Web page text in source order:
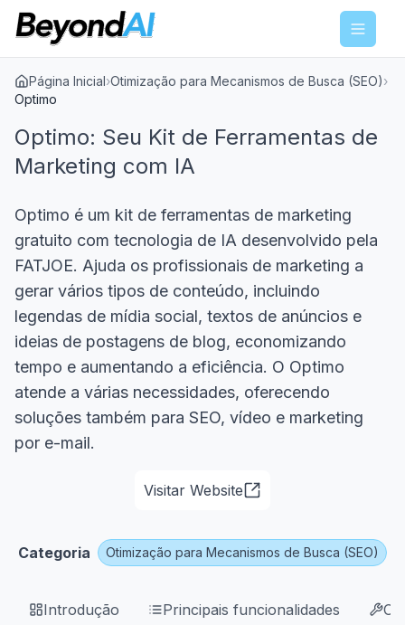
Menu
Página Inicial›Otimização para Mecanismos de Busca (SEO)›
Optimo
Optimo: Seu Kit de Ferramentas de
Marketing com IA
Optimo é um kit de ferramentas de marketing
gratuito com tecnologia de IA desenvolvido pela
FATJOE. Ajuda os profissionais de marketing a
gerar vários tipos de conteúdo, incluindo
legendas de mídia social, textos de anúncios e
ideias de postagens de blog, economizando
tempo e aumentando a eficiência. O Optimo
atende a várias necessidades, oferecendo
soluções também para SEO, vídeo e marketing
por e-mail.
Visitar Website
Categoria Otimização para Mecanismos de Busca (SEO)
Introdução Principais funcionalidades